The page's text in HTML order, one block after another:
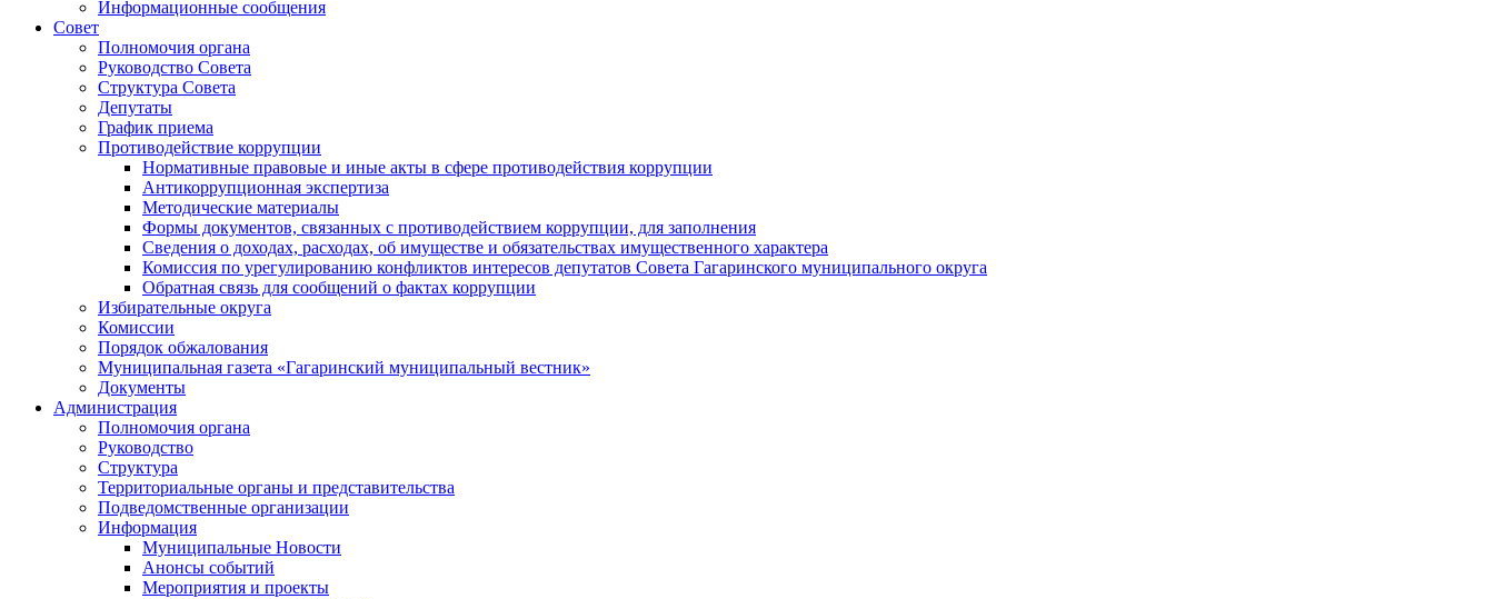
Информационные сообщения
Совет
Полномочия органа
Руководство Совета
Структура Совета
Депутаты
График приема
Противодействие коррупции
Нормативные правовые и иные акты в сфере противодействия коррупции
Антикоррупционная экспертиза
Методические материалы
Формы документов, связанных с противодействием коррупции, для заполнения
Сведения о доходах, расходах, об имуществе и обязательствах имущественного характера
Комиссия по урегулированию конфликтов интересов депутатов Совета Гагаринского муниципального округа
Обратная связь для сообщений о фактах коррупции
Избирательные округа
Комиссии
Порядок обжалования
Муниципальная газета «Гагаринский муниципальный вестник»
Документы
Администрация
Полномочия органа
Руководство
Структура
Территориальные органы и представительства
Подведомственные организации
Информация
Муниципальные Новости
Анонсы событий
Мероприятия и проекты